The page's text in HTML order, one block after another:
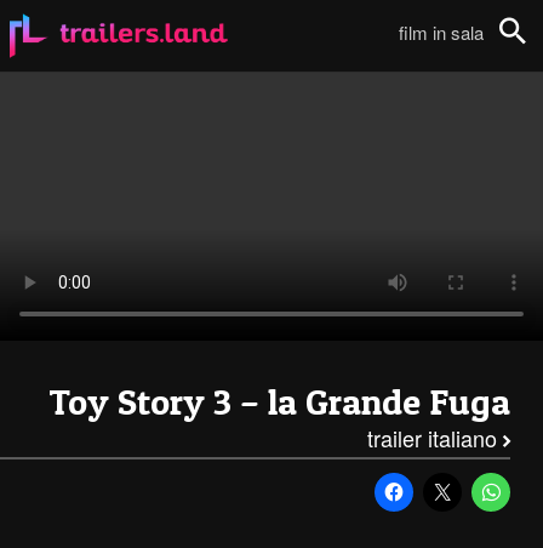
film in sala
Toy Story 3 – la Grande Fuga
trailer italiano